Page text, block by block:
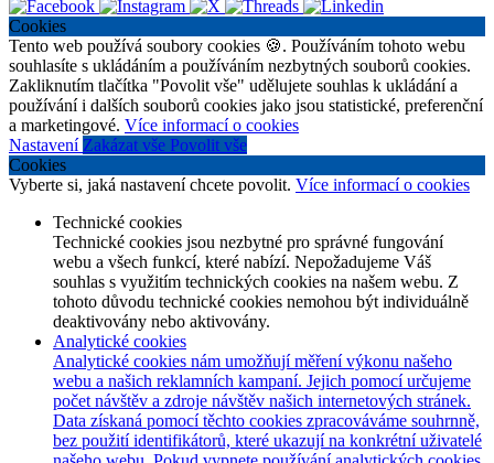
Cookies
Tento web používá soubory cookies 🍪. Používáním tohoto webu
souhlasíte s ukládáním a používáním nezbytných souborů cookies.
Zakliknutím tlačítka "Povolit vše" udělujete souhlas k ukládání a
používání i dalších souborů cookies jako jsou statistické, preferenční
a marketingové. Více informací o cookies
Nastavení Zakázat vše Povolit vše
Cookies
Vyberte si, jaká nastavení chcete povolit. Více informací o cookies
Technické cookies
Technické cookies jsou nezbytné pro správné fungování
webu a všech funkcí, které nabízí. Nepožadujeme Váš
souhlas s využitím technických cookies na našem webu. Z
tohoto důvodu technické cookies nemohou být individuálně
deaktivovány nebo aktivovány.
Analytické cookies
Analytické cookies nám umožňují měření výkonu našeho
webu a našich reklamních kampaní. Jejich pomocí určujeme
počet návštěv a zdroje návštěv našich internetových stránek.
Data získaná pomocí těchto cookies zpracováváme souhrnně,
bez použití identifikátorů, které ukazují na konkrétní uživatelé